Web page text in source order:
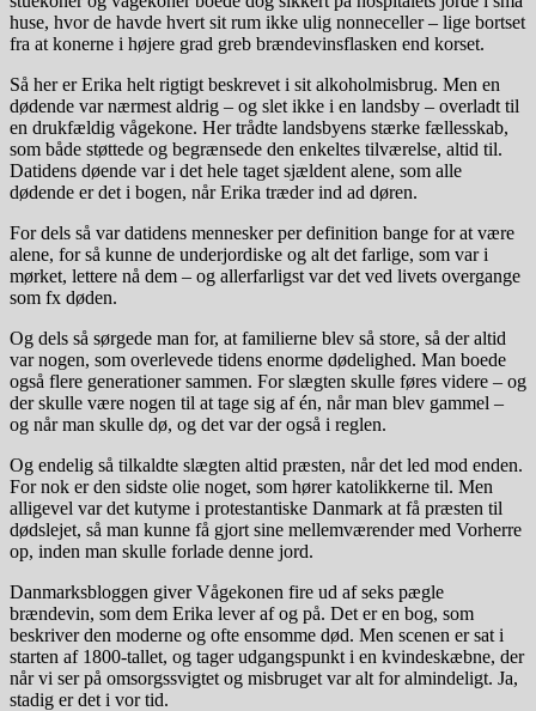
huse, hvor de havde hvert sit rum ikke ulig nonneceller – lige bortset
fra at konerne i højere grad greb brændevinsflasken end korset.
Så her er Erika helt rigtigt beskrevet i sit alkoholmisbrug. Men en
dødende var nærmest aldrig – og slet ikke i en landsby – overladt til
en drukfældig vågekone. Her trådte landsbyens stærke fællesskab,
som både støttede og begrænsede den enkeltes tilværelse, altid til.
Datidens døende var i det hele taget sjældent alene, som alle
dødende er det i bogen, når Erika træder ind ad døren.
For dels så var datidens mennesker per definition bange for at være
alene, for så kunne de underjordiske og alt det farlige, som var i
mørket, lettere nå dem – og allerfarligst var det ved livets overgange
som fx døden.
Og dels så sørgede man for, at familierne blev så store, så der altid
var nogen, som overlevede tidens enorme dødelighed. Man boede
også flere generationer sammen. For slægten skulle føres videre – og
der skulle være nogen til at tage sig af én, når man blev gammel –
og når man skulle dø, og det var der også i reglen.
Og endelig så tilkaldte slægten altid præsten, når det led mod enden.
For nok er den sidste olie noget, som hører katolikkerne til. Men
alligevel var det kutyme i protestantiske Danmark at få præsten til
dødslejet, så man kunne få gjort sine mellemværender med Vorherre
op, inden man skulle forlade denne jord.
Danmarksbloggen giver Vågekonen fire ud af seks pægle
brændevin, som dem Erika lever af og på. Det er en bog, som
beskriver den moderne og ofte ensomme død. Men scenen er sat i
starten af 1800-tallet, og tager udgangspunkt i en kvindeskæbne, der
når vi ser på omsorgssvigtet og misbruget var alt for almindeligt. Ja,
stadig er det i vor tid.